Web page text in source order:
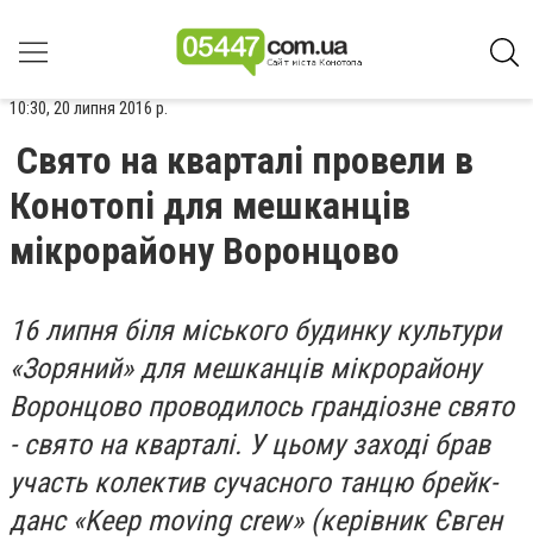
10:30, 20 липня 2016 р.
Свято на кварталі провели в
Конотопі для мешканців
мікрорайону Воронцово
16 липня біля міського будинку культури
«Зоряний» для мешканців мікрорайону
Воронцово проводилось грандіозне свято
- свято на кварталі. У цьому заході брав
участь колектив сучасного танцю брейк-
данс «Keep moving crew» (керівник Євген